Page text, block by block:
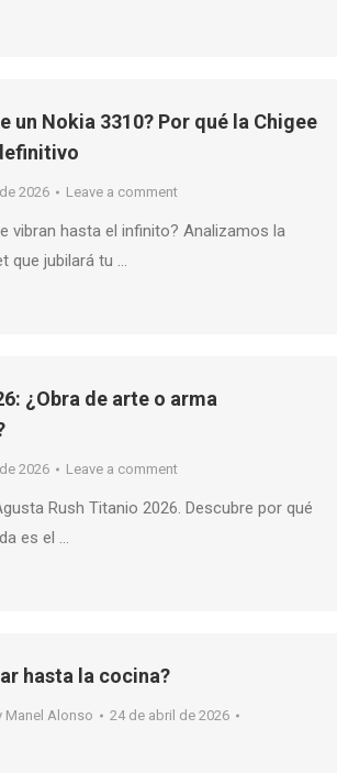
un Nokia 3310? Por qué la Chigee
2026 Leave a comment
vibran hasta el infinito? Analizamos la
que jubilará tu …
¿Obra de arte o arma
2026 Leave a comment
Rush Titanio 2026. Descubre por qué
es el …
hasta la cocina?
Manel Alonso
24 de abril de 2026